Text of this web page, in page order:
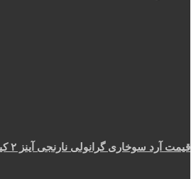
قیمت آرد سوخاری گرانولی نارنجی آینز ۲ کیلویی در آذر ۱۴۰۴